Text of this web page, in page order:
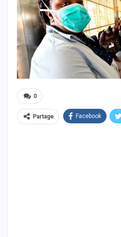
0
Partage Facebook